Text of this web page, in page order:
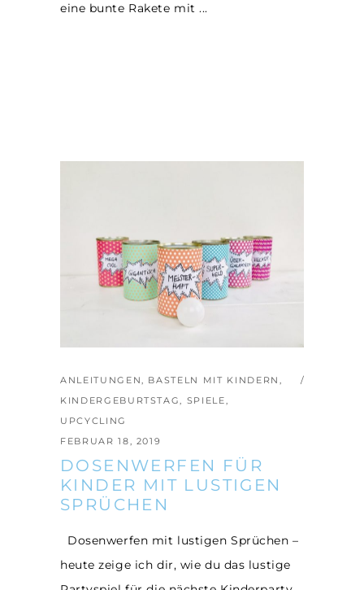
eine bunte Rakete mit
ANLEITUNGEN, BASTELN MIT KINDERN ,
KINDERGEBURTSTAG, SPIELE,
UPCYCLING
FEBRUAR 18, 2019
DOSENWERFEN FÜR
KINDER MIT LUSTIGEN
SPRÜCHEN
Dosenwerfen mit lustigen Sprüchen –
heute zeige ich dir, wie du das lustige